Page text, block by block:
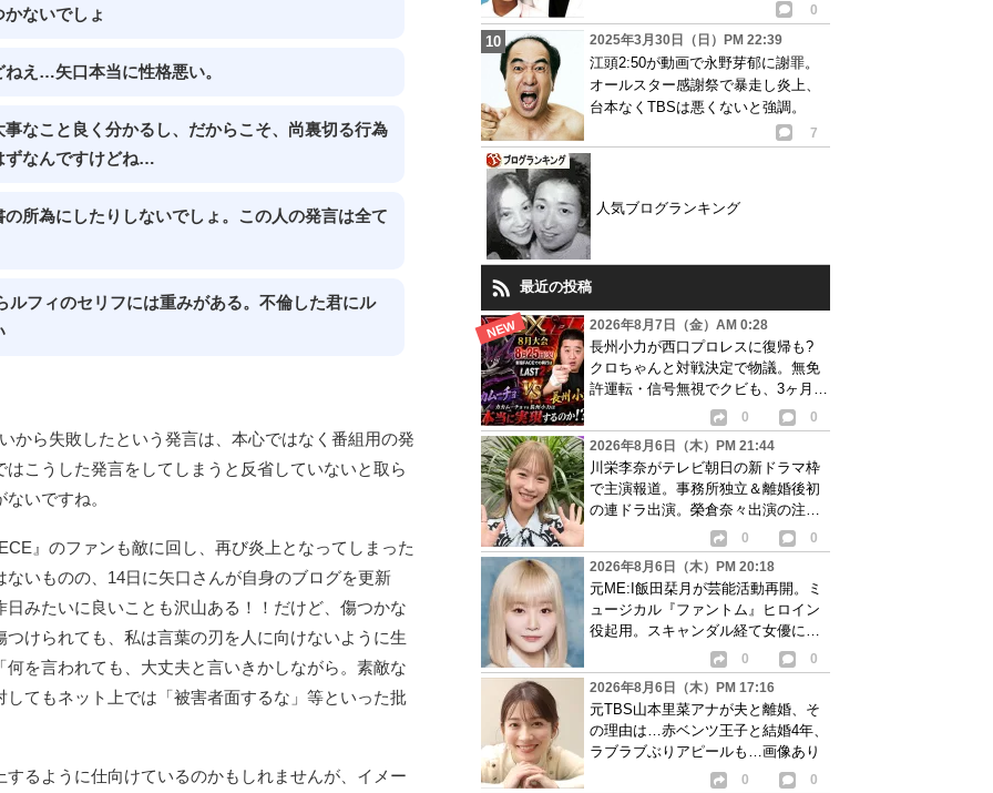
ないでしょ
え…矢口本当に性格悪い。
なこと良く分かるし、だからこそ、尚裏切る行為
ずなんですけどね…
所為にしたりしないでしょ。この人の発言は全て
フィのセリフには重みがある。不倫した君にル
から失敗したという発言は、本心ではなく番組用の発
こうした発言をしてしまうと反省していないと取ら
いですね。
』のファンも敵に回し、再び炎上となってしまった
いものの、14日に矢口さんが自身のブログを更新
みたいに良いことも沢山ある！！だけど、傷つかな
けられても、私は言葉の刃を人に向けないように生
を言われても、大丈夫と言いきかしながら。素敵な
てもネット上では「被害者面するな」等といった批
るように仕向けているのかもしれませんが、イメー
0
2025年3月30日（日）PM 22:39
江頭2:50が動画で永野芽郁に謝罪。
オールスター感謝祭で暴走し炎上、
台本なくTBSは悪くないと強調。
7
人気ブログランキング
最近の投稿
2026年8月7日（金）AM 0:28
長州小力が西口プロレスに復帰も?
クロちゃんと対戦決定で物議。無免
許運転・信号無視でクビも、3ヶ月で
0
0
2026年8月6日（木）PM 21:44
川栄李奈がテレビ朝日の新ドラマ枠
で主演報道。事務所独立＆離婚後初
の連ドラ出演。榮倉奈々出演の注目
0
0
2026年8月6日（木）PM 20:18
元ME:I飯田栞月が芸能活動再開。ミ
ュージカル『ファントム』ヒロイン
役起用。スキャンダル経て女優に転
0
0
2026年8月6日（木）PM 17:16
元TBS山本里菜アナが夫と離婚、そ
の理由は…赤ベンツ王子と結婚4年、
ラブラブぶりアピールも…画像あり
0
0